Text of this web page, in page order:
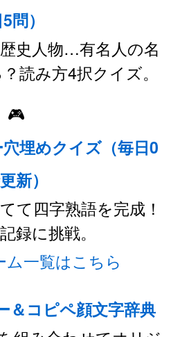
問）
史人物…有名人の名
読み方4択クイズ。
🎮
埋めクイズ（毎日0
新）
て四字熟語を完成！
録に挑戦。
ム一覧はこちら
＆コピペ顔文字辞典